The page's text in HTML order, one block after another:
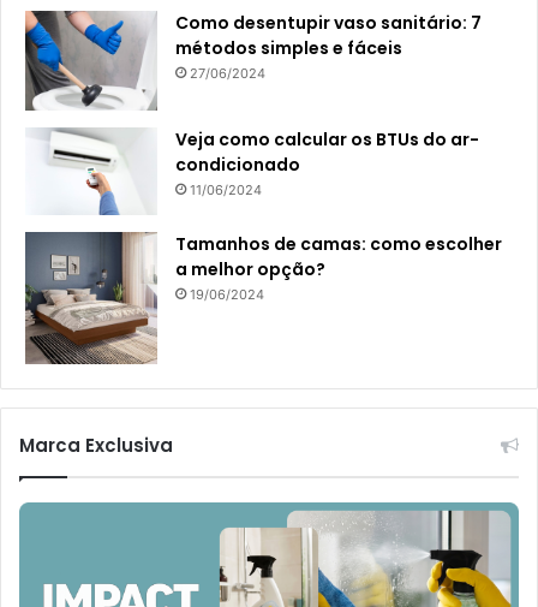
Como desentupir vaso sanitário: 7
métodos simples e fáceis
27/06/2024
Veja como calcular os BTUs do ar-
condicionado
11/06/2024
Tamanhos de camas: como escolher
a melhor opção?
19/06/2024
Marca Exclusiva